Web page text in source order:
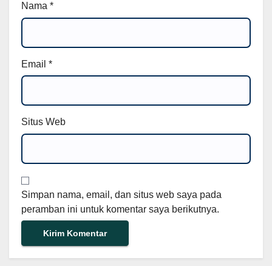
Nama *
Email *
Situs Web
Simpan nama, email, dan situs web saya pada
peramban ini untuk komentar saya berikutnya.